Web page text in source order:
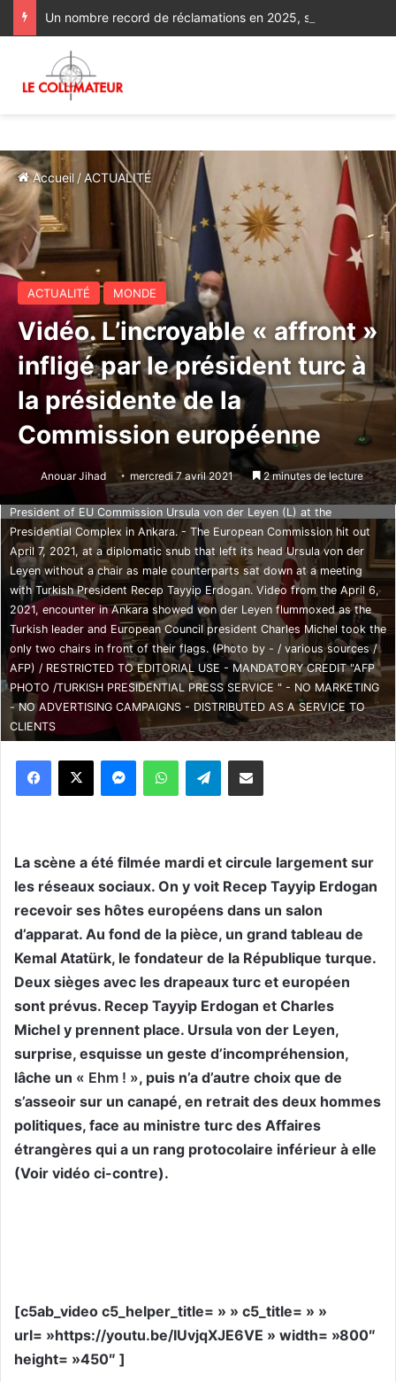
Accueil / ACTUALITÉ
ACTUALITÉ MONDE
Vidéo. L’incroyable « affront »
infligé par le président turc à
la présidente de la
Commission européenne
Anouar Jihad mercredi 7 avril 2021 2 minutes de lecture
This video frame grab taken from footage released by The Turkish
Presidency on April 6, 2021, shows Turkish President Recep Tayyip
Erdogan (R) receiving EU Council President Charles Michel (C) and
President of EU Commission Ursula von der Leyen (L) at the
Presidential Complex in Ankara. - The European Commission hit out
April 7, 2021, at a diplomatic snub that left its head Ursula von der
Leyen without a chair as male counterparts sat down at a meeting
with Turkish President Recep Tayyip Erdogan. Video from the April 6,
2021, encounter in Ankara showed von der Leyen flummoxed as the
Turkish leader and European Council president Charles Michel took the
only two chairs in front of their flags. (Photo by - / various sources /
AFP) / RESTRICTED TO EDITORIAL USE - MANDATORY CREDIT "AFP
PHOTO /TURKISH PRESIDENTIAL PRESS SERVICE " - NO MARKETING
- NO ADVERTISING CAMPAIGNS - DISTRIBUTED AS A SERVICE TO
CLIENTS
WhatsApp Telegram
La scène a été filmée mardi et circule largement sur
les réseaux sociaux. On y voit Recep Tayyip Erdogan
recevoir ses hôtes européens dans un salon
d’apparat. Au fond de la pièce, un grand tableau de
Kemal Atatürk, le fondateur de la République turque.
Deux sièges avec les drapeaux turc et européen
sont prévus. Recep Tayyip Erdogan et Charles
Michel y prennent place. Ursula von der Leyen,
surprise, esquisse un geste d’incompréhension,
lâche un « Ehm ! », puis n’a d’autre choix que de
s’asseoir sur un canapé, en retrait des deux hommes
politiques, face au ministre turc des Affaires
étrangères qui a un rang protocolaire inférieur à elle
(Voir vidéo ci-contre).
[c5ab_video c5_helper_title= » » c5_title= » »
url= »https://youtu.be/IUvjqXJE6VE » width= »800″
height= »450″ ]